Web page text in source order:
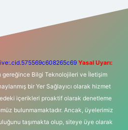
m elexbet
Yasal Uyarı:
gereğince Bilgi Teknolojileri ve İletişim
bir Yer Sağlayıcı olarak hizmet
içerikleri proaktif olarak denetleme
bulunmamaktadır. Ancak, üyelerimiz
taşımakta olup, siteye üye olarak